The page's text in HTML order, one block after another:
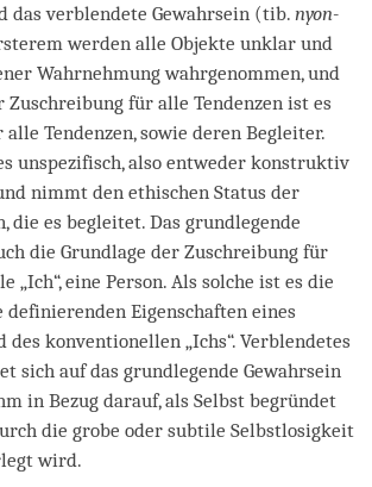
das verblendete Gewahrsein (tib. nyon-
werden alle Objekte unklar und
Wahrnehmung wahrgenommen, und
Zuschreibung für alle Tendenzen ist es
Tendenzen, sowie deren Begleiter.
unspezifisch, also entweder konstruktiv
nimmt den ethischen Status der
die es begleitet. Das grundlegende
die Grundlage der Zuschreibung für
„Ich“, eine Person. Als solche ist es die
definierenden Eigenschaften eines
des konventionellen „Ichs“. Verblendetes
sich auf das grundlegende Gewahrsein
in Bezug darauf, als Selbst begründet
die grobe oder subtile Selbstlosigkeit
wird.